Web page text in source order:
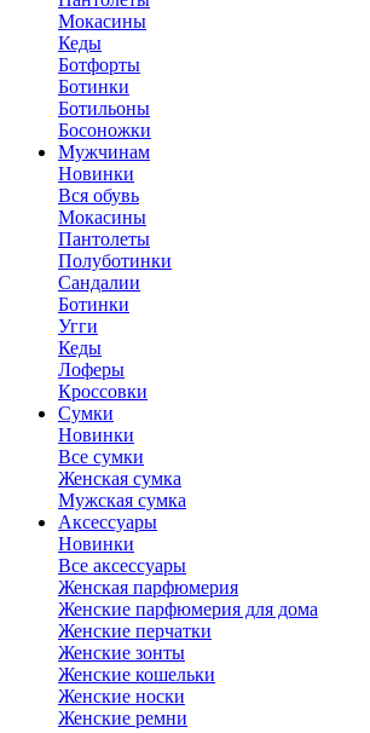
Мокасины
Кеды
Ботфорты
Ботинки
Ботильоны
Босоножки
Мужчинам
Новинки
Вся обувь
Мокасины
Пантолеты
Полуботинки
Сандалии
Ботинки
Угги
Кеды
Лоферы
Кроссовки
Сумки
Новинки
Все сумки
Женская сумка
Мужская сумка
Аксессуары
Новинки
Все аксессуары
Женская парфюмерия
Женские парфюмерия для дома
Женские перчатки
Женские зонты
Женские кошельки
Женские носки
Женские ремни